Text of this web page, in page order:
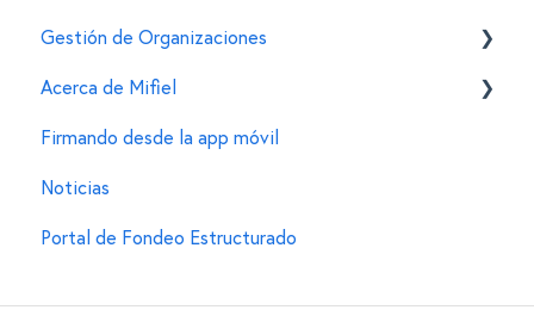
Funcionalidades para firmantes
Tu e.firma (FIEL)
Normatividad de la firma electrónica
Dudas al transicionar a la firma electrónica
Otras dudas legales
Gestión de Organizaciones
Generar una organización en Mifiel
Agregar miembros y editar sus permisos
Acerca de Mifiel
Información general
Firmando desde la app móvil
Noticias
Portal de Fondeo Estructurado